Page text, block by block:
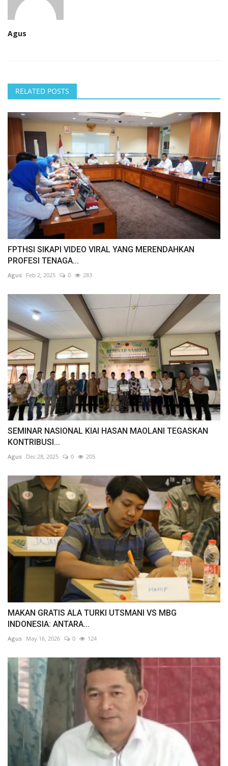
Agus
RELATED POSTS
FPTHSI SIKAPI VIDEO VIRAL YANG MERENDAHKAN
PROFESI TENAGA...
Agus Feb 2, 2025 0 283
SEMINAR NASIONAL KIAI HASAN MAOLANI TEGASKAN
KONTRIBUSI...
Agus Dec 28, 2025 0 205
MAKAN GRATIS ALA TURKI UTSMANI VS MBG
INDONESIA: ANTARA...
Agus May 16, 2026 0 124